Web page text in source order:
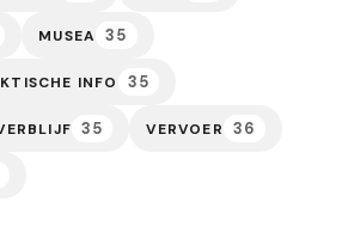
MUSEA 35
INFO 35
35 VERVOER 36